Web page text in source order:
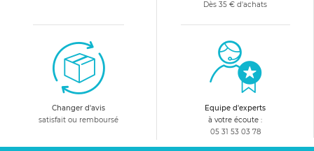
Dès 35 € d'achats
Changer d'avis
satisfait ou remboursé
Equipe d'experts
à votre écoute :
05 31 53 03 78